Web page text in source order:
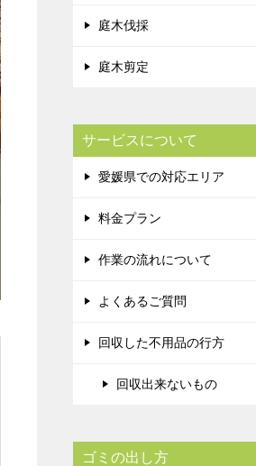
庭木伐採
庭木剪定
サービスについて
愛媛県での対応エリア
料金プラン
作業の流れについて
よくあるご質問
回収した不用品の行方
回収出来ないもの
ゴミの出し方